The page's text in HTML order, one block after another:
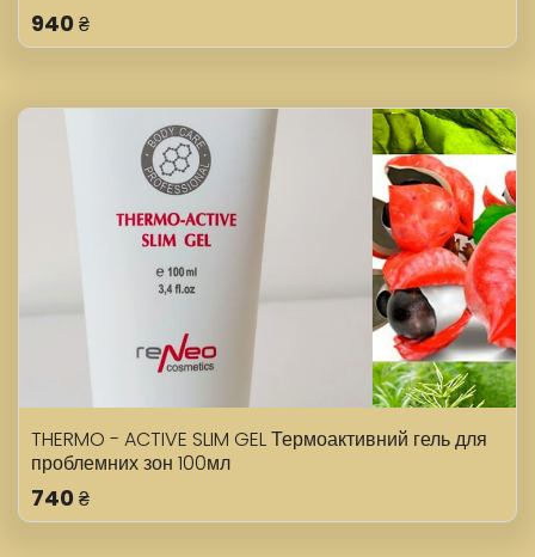
940 ₴
THERMO - ACTIVE SLIM GEL Термоактивний гель для
проблемних зон 100мл
740 ₴